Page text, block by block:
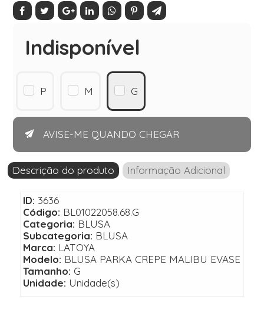
Indisponível
P M G
AVISE-ME QUANDO CHEGAR
Descrição do produto Informação Adicional
ID: 3636
Código: BL01022058.68.G
Categoria: BLUSA
Subcategoria: BLUSA
Marca: LATOYA
Modelo: BLUSA PARKA CREPE MALIBU EVASE
Tamanho: G
Unidade: Unidade(s)